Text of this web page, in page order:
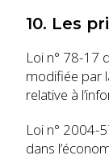
10. Les
Loi n° 78-17
modifiée par
relative à
Loi n° 2004-
dans